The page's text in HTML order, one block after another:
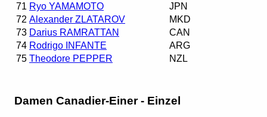
71 Ryo YAMAMOTO
JPN
72 Alexander ZLATAROV
MKD
73 Darius RAMRATTAN
CAN
74 Rodrigo INFANTE
ARG
75 Theodore PEPPER NZL
Damen Canadier-Einer - Einzel